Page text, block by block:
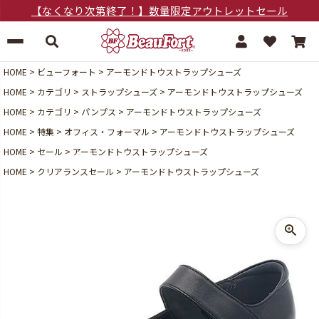
【なくなり次第終了！】数量限定アウトレットセール
HOME ビューフォート
アーモンドトウストラップシューズ
HOME
カテゴリ ストラップシューズ
アーモンドトウストラップシューズ
HOME
カテゴリ パンプス
アーモンドトウストラップシューズ
HOME
特集 オフィス・フォーマル
アーモンドトウストラップシューズ
HOME
セール
アーモンドトウストラップシューズ
HOME
クリアランスセール アーモンドトウストラップシューズ